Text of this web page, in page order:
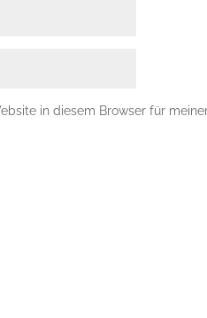
in diesem Browser für